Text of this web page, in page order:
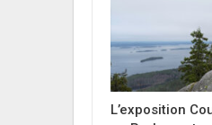
L’exposition